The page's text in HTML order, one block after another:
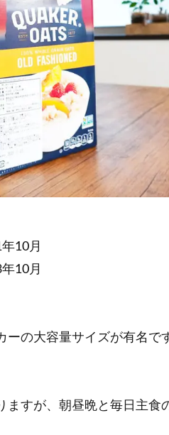
10月
10月
ーの大容量サイズが有名で
すが、朝昼晩と毎日主食